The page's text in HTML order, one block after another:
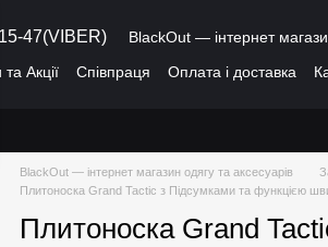
47(VIBER)
BlackOut — інтернет
та Акції Співпраця Оплата і доставка
BlackOut — інтернет магазин одягу та аксесуарів
Плитоноска Grand Tactic з Підсумками та функцією
Плитоноска Grand